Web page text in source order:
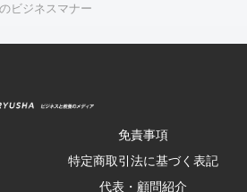
ビジネスマナー
免責事項
特定商取引法に基づく表記
代表・顧問紹介